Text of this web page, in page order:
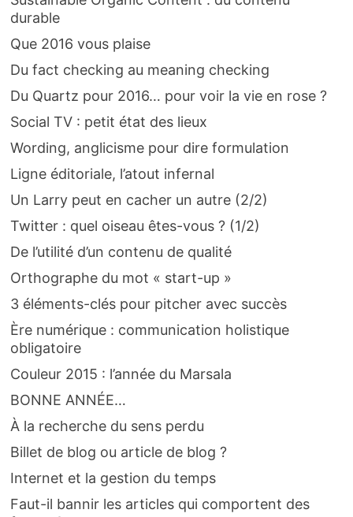
durable
Que 2016 vous plaise
Du fact checking au meaning checking
Du Quartz pour 2016… pour voir la vie en rose ?
Social TV : petit état des lieux
Wording, anglicisme pour dire formulation
Ligne éditoriale, l’atout infernal
Un Larry peut en cacher un autre (2/2)
Twitter : quel oiseau êtes-vous ? (1/2)
De l’utilité d’un contenu de qualité
Orthographe du mot « start-up »
3 éléments-clés pour pitcher avec succès
Ère numérique : communication holistique
obligatoire
Couleur 2015 : l’année du Marsala
BONNE ANNÉE…
À la recherche du sens perdu
Billet de blog ou article de blog ?
Internet et la gestion du temps
Faut-il bannir les articles qui comportent des